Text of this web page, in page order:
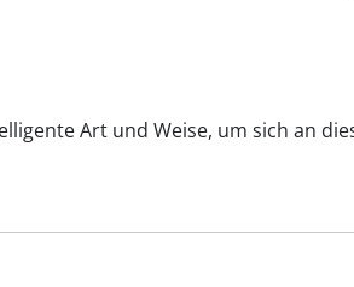
Art und Weise, um sich an